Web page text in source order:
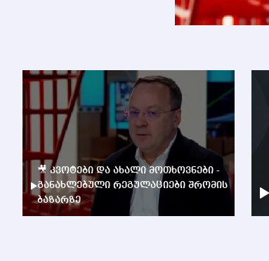
🎥 კვოტები და ახალი მოთხოვნები -
განახლებული რეგულაციები შრომის
ბაზარზე